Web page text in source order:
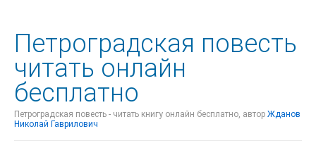
Петроградская повесть
читать онлайн
бесплатно
Петроградская повесть - читать книгу онлайн бесплатно, автор Жданов
Николай Гаврилович